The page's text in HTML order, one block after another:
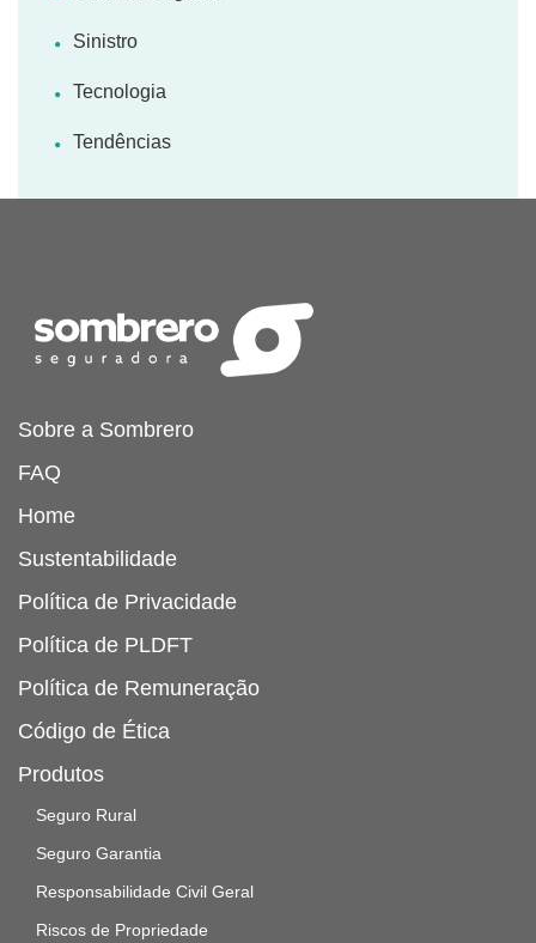
Sinistro
Tecnologia
Tendências
Sobre a Sombrero
FAQ
Home
Sustentabilidade
Política de Privacidade
Política de PLDFT
Política de Remuneração
Código de Ética
Produtos
Seguro Rural
Seguro Garantia
Responsabilidade Civil Geral
Riscos de Propriedade